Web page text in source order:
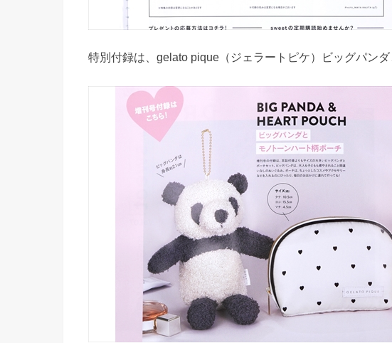
特別付録は、gelato pique（ジェラートピケ）ビッグパン